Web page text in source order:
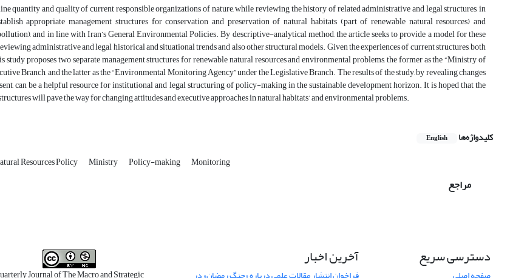
quantity and quality of current responsible organizations of nature, while reviewing the history of related administrative and legal structures, in
appropriate management structures for conservation and preservation of natural habitats (part of renewable natural resources) and
and in line with Iran’s General Environmental Policies. By descriptive-analytical method, the article seeks to provide a model for these
administrative and legal historical and situational trends and also other structural models. Given the experiences of current structures, both
study proposes two separate management structures for renewable natural resources and environmental problems, the former as the “Ministry of
Branch, and the latter as the “Environmental Monitoring Agency” under the Legislative Branch. The results of the study, by revealing changes
can be a helpful resource for institutional and legal structuring of policy-making in the sustainable development horizon. It is hoped that the
will pave the way for changing attitudes and executive approaches in natural habitats’ and environmental problems.
کلیدواژه‌ها English
Resources Policy Ministry Policy-making Monitoring
مراجع
دسترسی سریع آخرین اخبار